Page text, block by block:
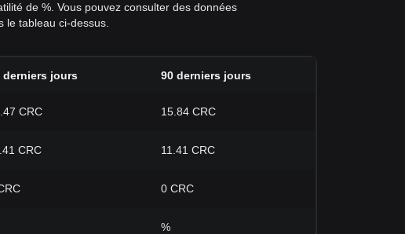
de %. Vous pouvez consulter des données
le tableau ci-dessus.
derniers jours 90 derniers jours
CRC 15.84 CRC
CRC 11.41 CRC
0 CRC
%